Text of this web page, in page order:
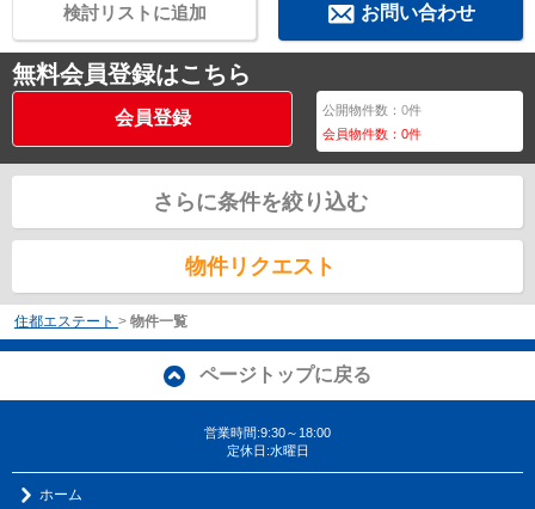
お問い合わせ
検討リストに追加
無料会員登録はこちら
会員登録 公開物件数：0件
会員物件数：0件
さらに条件を絞り込む
物件リクエスト
住都エステート > 物件一覧
ページトップに戻る
営業時間:9:30～18:00
定休日:水曜日
ホーム